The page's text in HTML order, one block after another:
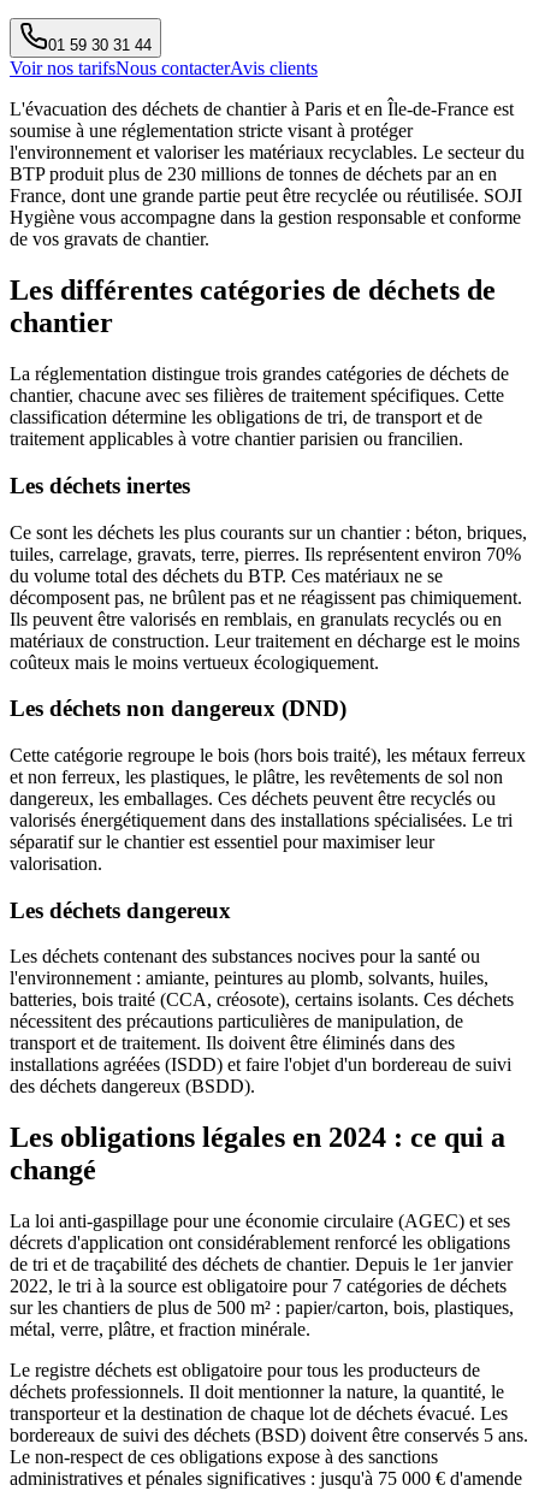
01 59 30 31 44
Voir nos tarifsNous contacterAvis clients
L'évacuation des déchets de chantier à Paris et en Île-de-France est
soumise à une réglementation stricte visant à protéger
l'environnement et valoriser les matériaux recyclables. Le secteur du
BTP produit plus de 230 millions de tonnes de déchets par an en
France, dont une grande partie peut être recyclée ou réutilisée. SOJI
Hygiène vous accompagne dans la gestion responsable et conforme
de vos gravats de chantier.
Les différentes catégories de déchets de
chantier
La réglementation distingue trois grandes catégories de déchets de
chantier, chacune avec ses filières de traitement spécifiques. Cette
classification détermine les obligations de tri, de transport et de
traitement applicables à votre chantier parisien ou francilien.
Les déchets inertes
Ce sont les déchets les plus courants sur un chantier : béton, briques,
tuiles, carrelage, gravats, terre, pierres. Ils représentent environ 70%
du volume total des déchets du BTP. Ces matériaux ne se
décomposent pas, ne brûlent pas et ne réagissent pas chimiquement.
Ils peuvent être valorisés en remblais, en granulats recyclés ou en
matériaux de construction. Leur traitement en décharge est le moins
coûteux mais le moins vertueux écologiquement.
Les déchets non dangereux (DND)
Cette catégorie regroupe le bois (hors bois traité), les métaux ferreux
et non ferreux, les plastiques, le plâtre, les revêtements de sol non
dangereux, les emballages. Ces déchets peuvent être recyclés ou
valorisés énergétiquement dans des installations spécialisées. Le tri
séparatif sur le chantier est essentiel pour maximiser leur
valorisation.
Les déchets dangereux
Les déchets contenant des substances nocives pour la santé ou
l'environnement : amiante, peintures au plomb, solvants, huiles,
batteries, bois traité (CCA, créosote), certains isolants. Ces déchets
nécessitent des précautions particulières de manipulation, de
transport et de traitement. Ils doivent être éliminés dans des
installations agréées (ISDD) et faire l'objet d'un bordereau de suivi
des déchets dangereux (BSDD).
Les obligations légales en 2024 : ce qui a
changé
La loi anti-gaspillage pour une économie circulaire (AGEC) et ses
décrets d'application ont considérablement renforcé les obligations
de tri et de traçabilité des déchets de chantier. Depuis le 1er janvier
2022, le tri à la source est obligatoire pour 7 catégories de déchets
sur les chantiers de plus de 500 m² : papier/carton, bois, plastiques,
métal, verre, plâtre, et fraction minérale.
Le registre déchets est obligatoire pour tous les producteurs de
déchets professionnels. Il doit mentionner la nature, la quantité, le
transporteur et la destination de chaque lot de déchets évacué. Les
bordereaux de suivi des déchets (BSD) doivent être conservés 5 ans.
Le non-respect de ces obligations expose à des sanctions
administratives et pénales significatives : jusqu'à 75 000 € d'amende